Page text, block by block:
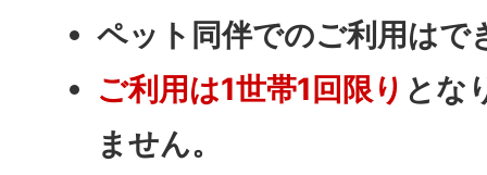
ペット同伴でのご利用はで
ご利用は1世帯1回限り とな
ません。